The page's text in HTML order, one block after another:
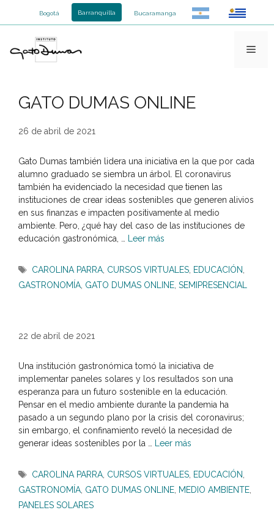
Bogotá Barranquilla Bucaramanga
GATO DUMAS ONLINE
26 de abril de 2021
Gato Dumas también lidera una iniciativa en la que por cada
alumno graduado se siembra un árbol. El coronavirus
también ha evidenciado la necesidad que tienen las
instituciones de crear ideas sostenibles que generen alivios
en sus finanzas e impacten positivamente al medio
ambiente. Pero, ¿qué hay del caso de las instituciones de
educación gastronómica, …
Leer más
Etiquetas
CAROLINA PARRA CURSOS VIRTUALES EDUCACIÓN
GASTRONOMÍA GATO DUMAS ONLINE SEMIPRESENCIAL
22 de abril de 2021
Una institución gastronómica tomó la iniciativa de
implementar paneles solares y los resultados son una
esperanza para un futuro sostenible en la educación.
Pensar en el medio ambiente durante la pandemia ha
pasado a un segundo plano por la crisis del coronavirus;
sin embargo, el confinamiento reveló la necesidad de
generar ideas sostenibles por la …
Leer más
Etiquetas
CAROLINA PARRA CURSOS VIRTUALES EDUCACIÓN
GASTRONOMÍA GATO DUMAS ONLINE MEDIO AMBIENTE
PANELES SOLARES